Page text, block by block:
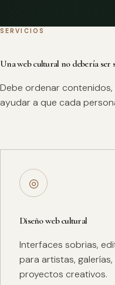
SERVICIOS
Una web cultural no debería ser
Debe ordenar
ayudar a que cada
◎
Diseño web cultural
Interfaces sobrias,
para artistas,
proyectos creativos.